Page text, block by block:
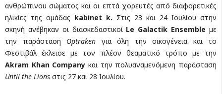
ανθρώπινου σώματος και οι επτά χορευτές από διαφορετικές
ηλικίες της ομάδας kabinet k. Στις 23 και 24 Ιουλίου στην
σκηνή ανέβηκαν οι διασκεδαστικοί Le Galactik Ensemble με
την παράσταση Οptraken για όλη την οικογένεια και το
Φεστιβάλ έκλεισε με τον πλέον θεαματικό τρόπο με την
Akram Khan Company και την πολυαναμενόμενη παράσταση
Until the Lions στις 27 και 28 Ιουλίου.